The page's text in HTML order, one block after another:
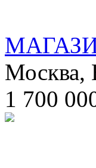
1 700